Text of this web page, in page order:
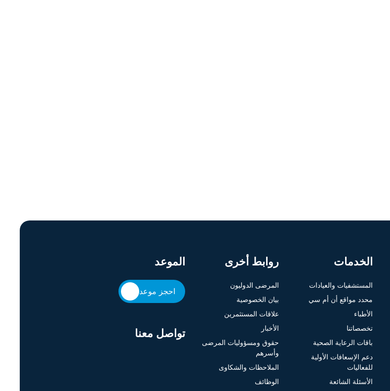
الخدمات
المستشفيات والعيادات
محدد مواقع أن أم سي
الأطباء
تخصصاتنا
باقات الرعاية الصحية
دعم الإسعافات الأولية
للفعاليات
الأسئلة الشائعة
روابط أخرى
المرضى الدوليون
بيان الخصوصية
علاقات المستثمرين
الأخبار
حقوق ومسؤوليات المرضى
وأسرهم
الملاحظات والشكاوى
الوظائف
الموعد
احجز موعد
تواصل معنا